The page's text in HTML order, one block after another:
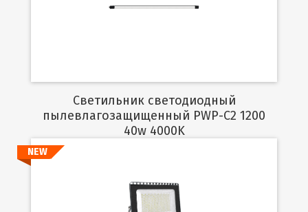
Светильник светодиодный
пылевлагозащищенный PWP-C2 1200
40w 4000K
Подробнее
NEW